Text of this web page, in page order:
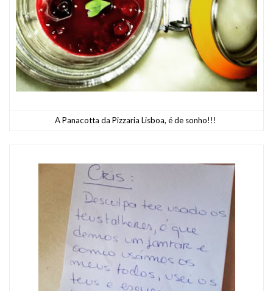
A Panacotta da Pizzaria Lisboa, é de sonho!!!